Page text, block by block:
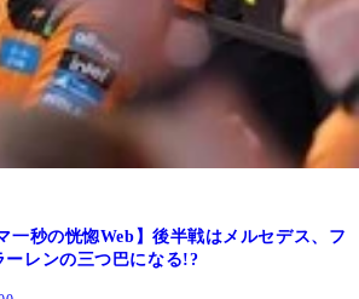
一秒の恍惚Web】後半戦はメルセデス、フ
ーレンの三つ巴になる!?